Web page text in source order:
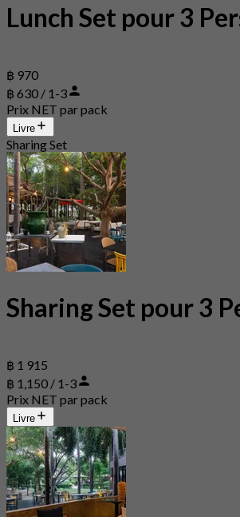
Lunch Set pour 3
฿ 970
฿ 630 / 1-3
Prix NET par pack
Livre
Sharing Set
Sharing Set pour 3
฿ 1 915
฿ 1,150 / 1-3
Prix NET par pack
Livre